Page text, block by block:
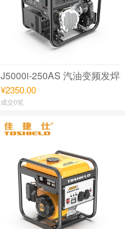
J5000i-250AS 汽油变频发焊
¥2350.00
成交0笔